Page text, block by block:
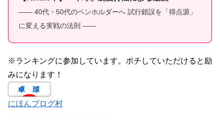
—— 40代・50代のペンホルダーへ 試行錯誤を「得点源」
に変える実戦の法則 ——
※ランキングに参加しています。ポチしていただけると励
みになります！
にほんブログ村